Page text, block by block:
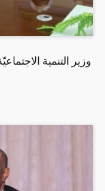
وزير التنمية